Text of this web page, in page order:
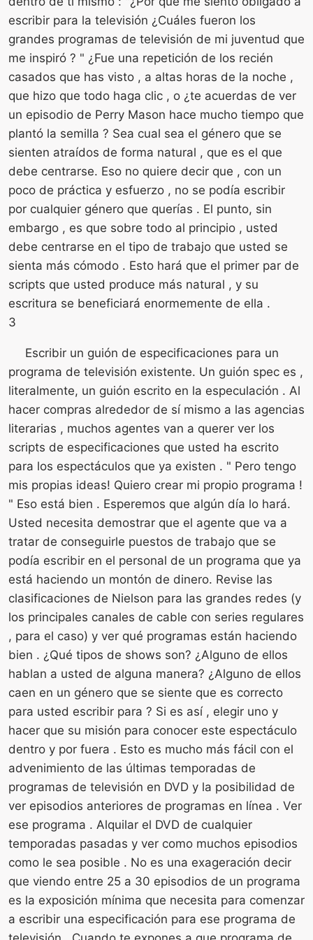
escribir para la televisión ¿Cuáles fueron los
grandes programas de televisión de mi juventud que
me inspiró ? " ¿Fue una repetición de los recién
casados ​​que has visto , a altas horas de la noche ,
que hizo que todo haga clic , o ¿te acuerdas de ver
un episodio de Perry Mason hace mucho tiempo que
plantó la semilla ? Sea cual sea el género que se
sienten atraídos de forma natural , que es el que
debe centrarse. Eso no quiere decir que , con un
poco de práctica y esfuerzo , no se podía escribir
por cualquier género que querías . El punto, sin
embargo , es que sobre todo al principio , usted
debe centrarse en el tipo de trabajo que usted se
sienta más cómodo . Esto hará que el primer par de
scripts que usted produce más natural , y su
escritura se beneficiará enormemente de ella .
3
Escribir un guión de especificaciones para un
programa de televisión existente. Un guión spec es ,
literalmente, un guión escrito en la especulación . Al
hacer compras alrededor de sí mismo a las agencias
literarias , muchos agentes van a querer ver los
scripts de especificaciones que usted ha escrito
para los espectáculos que ya existen . " Pero tengo
mis propias ideas! Quiero crear mi propio programa !
" Eso está bien . Esperemos que algún día lo hará.
Usted necesita demostrar que el agente que va a
tratar de conseguirle puestos de trabajo que se
podía escribir en el personal de un programa que ya
está haciendo un montón de dinero. Revise las
clasificaciones de Nielson para las grandes redes (y
los principales canales de cable con series regulares
, para el caso) y ver qué programas están haciendo
bien . ¿Qué tipos de shows son? ¿Alguno de ellos
hablan a usted de alguna manera? ¿Alguno de ellos
caen en un género que se siente que es correcto
para usted escribir para ? Si es así , elegir uno y
hacer que su misión para conocer este espectáculo
dentro y por fuera . Esto es mucho más fácil con el
advenimiento de las últimas temporadas de
programas de televisión en DVD y la posibilidad de
ver episodios anteriores de programas en línea . Ver
ese programa . Alquilar el DVD de cualquier
temporadas pasadas y ver como muchos episodios
como le sea posible . No es una exageración decir
que viendo entre 25 a 30 episodios de un programa
es la exposición mínima que necesita para comenzar
a escribir una especificación para ese programa de